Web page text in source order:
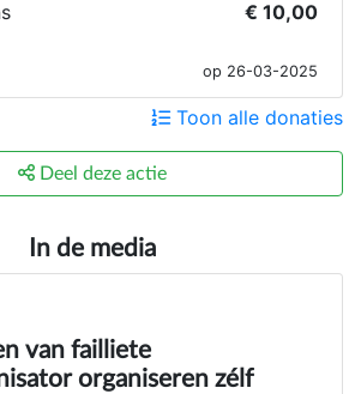
€ 10,00
op 26-03-2025
Toon alle donaties
Deel deze actie
In de media
van failliete
organiseren zélf